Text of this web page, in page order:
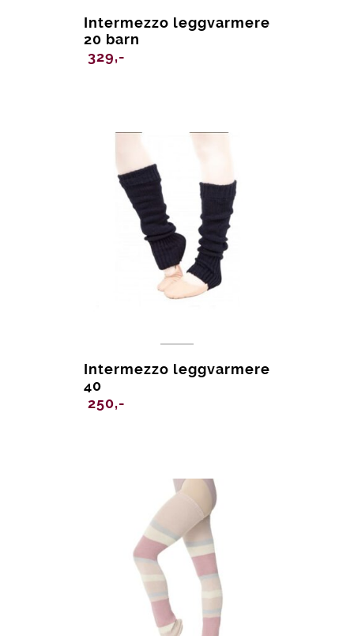
Intermezzo leggvarmere
20 barn
329,-
Intermezzo leggvarmere
40
250,-